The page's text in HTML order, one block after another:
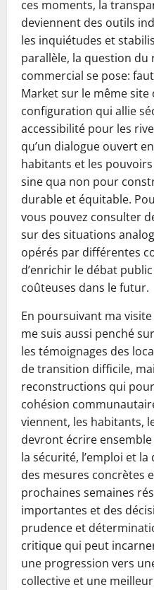
ces moments, la
deviennent des outils
les inquiétudes et
parallèle, la question du
commercial se pose:
Market sur le même
configuration qui allie
accessibilité pour les
qu’un dialogue ouvert
habitants et les
sine qua non pour
durable et équitable.
vous pouvez consulter
sur des situations
opérés par différentes
d’enrichir le débat
coûteuses dans le futur.
En poursuivant ma
me suis aussi penché
les témoignages des
de transition difficile,
reconstructions qui
cohésion
viennent, les habitants,
devront écrire
la sécurité, l’emploi et
des mesures concrètes
prochaines semaines
importantes et des
prudence et
critique qui peut
une progression vers
collective et une